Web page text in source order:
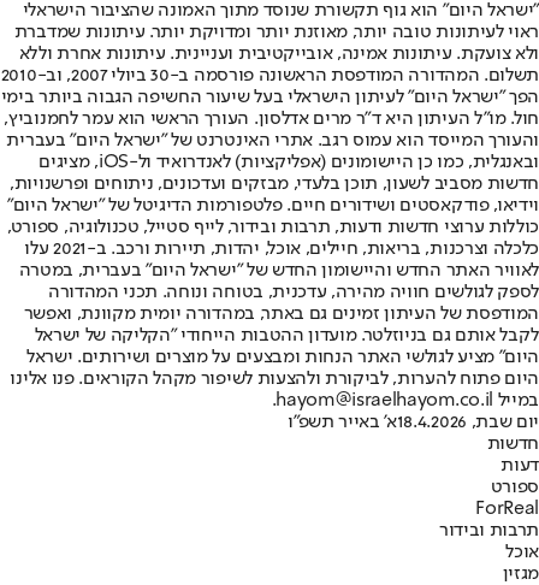
"ישראל היום" הוא גוף תקשורת שנוסד מתוך האמונה שהציבור הישראלי
ראוי לעיתונות טובה יותר, מאוזנת יותר ומדויקת יותר. עיתונות שמדברת
ולא צועקת. עיתונות אמינה, אובייקטיבית ועניינית. עיתונות אחרת וללא
תשלום. המהדורה המודפסת הראשונה פורסמה ב-30 ביולי 2007, וב-2010
הפך "ישראל היום" לעיתון הישראלי בעל שיעור החשיפה הגבוה ביותר בימי
חול. מו"ל העיתון היא ד"ר מרים אדלסון. העורך הראשי הוא עמר לחמנוביץ,
והעורך המייסד הוא עמוס רגב. אתרי האינטרנט של "ישראל היום" בעברית
ובאנגלית, כמו כן היישומונים (אפליקציות) לאנדרואיד ול-iOS, מציגים
חדשות מסביב לשעון, תוכן בלעדי, מבזקים ועדכונים, ניתוחים ופרשנויות,
וידיאו, פודקאסטים ושידורים חיים. פלטפורמות הדיגיטל של "ישראל היום"
כוללות ערוצי חדשות ודעות, תרבות ובידור, לייף סטייל, טכנולוגיה, ספורט,
כלכלה וצרכנות, בריאות, חיילים, אוכל, יהדות, תיירות ורכב. ב-2021 עלו
לאוויר האתר החדש והיישומון החדש של "ישראל היום" בעברית, במטרה
לספק לגולשים חוויה מהירה, עדכנית, בטוחה ונוחה. תכני המהדורה
המודפסת של העיתון זמינים גם באתר, במהדורה יומית מקוונת, ואפשר
לקבל אותם גם בניוזלטר. מועדון ההטבות הייחודי "הקליקה של ישראל
היום" מציע לגולשי האתר הנחות ומבצעים על מוצרים ושירותים. ישראל
היום פתוח להערות, לביקורת ולהצעות לשיפור מקהל הקוראים. פנו אלינו
במייל hayom@israelhayom.co.il.
יום שבת, 18.4.2026
א' באייר תשפ"ו
חדשות
דעות
ספורט
ForReal
תרבות ובידור
אוכל
מגזין